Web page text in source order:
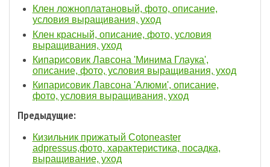
Клен ложноплатановый, фото, описание,
условия выращивания, уход
Клен красный, описание, фото, условия
выращивания, уход
Кипарисовик Лавсона 'Минима Глаука',
описание, фото, условия выращивания, уход
Кипарисовик Лавсона 'Алюми', описание,
фото, условия выращивания, уход
Предыдущие:
Кизильник прижатый Cotoneaster
adpressus,фото, характеристика, посадка,
выращивание, уход